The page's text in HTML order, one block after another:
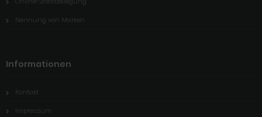
Nennung von Marken
Informationen
Kontakt
Impressum